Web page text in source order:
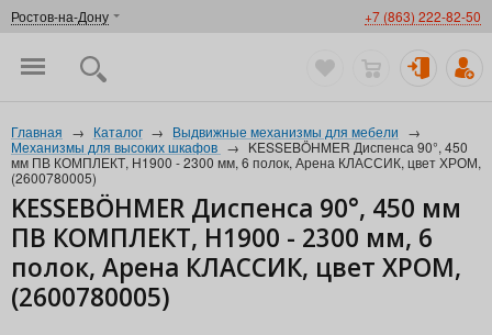
Ростов-на-Дону +7 (863) 222-82-50
Главная → Каталог → Выдвижные механизмы для мебели →
Механизмы для высоких шкафов → KESSEBÖHMER Диспенса 90°, 450
мм ПВ КОМПЛЕКТ, H1900 - 2300 мм, 6 полок, Арена КЛАССИК, цвет ХРОМ,
(2600780005)
KESSEBÖHMER Диспенса 90°, 450 мм
ПВ КОМПЛЕКТ, H1900 - 2300 мм, 6
полок, Арена КЛАССИК, цвет ХРОМ,
(2600780005)